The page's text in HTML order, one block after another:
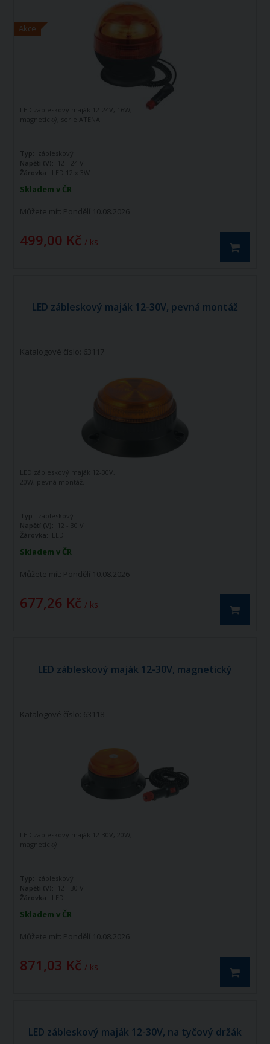
Akce
Skladem v ČR
Můžete mít: Pondělí 10.08.2026
499,00 Kč / ks
LED zábleskový maják 12-24V, 16W,
magnetický, serie ATENA
Typ: zábleskový
Napětí (V):
12 - 24 V
Žárovka: LED 12 x 3W
LED zábleskový maják 12-30V, pevná montáž
Katalogové číslo: 63117
Skladem v ČR
Můžete mít: Pondělí 10.08.2026
677,26 Kč / ks
LED zábleskový maják 12-30V,
20W, pevná montáž.
Typ: zábleskový
Napětí (V):
12 - 30 V
Žárovka: LED
LED zábleskový maják 12-30V, magnetický
Katalogové číslo: 63118
Skladem v ČR
Můžete mít: Pondělí 10.08.2026
871,03 Kč / ks
LED zábleskový maják 12-30V, 20W,
magnetický.
Typ: zábleskový
Napětí (V):
12 - 30 V
Žárovka: LED
LED zábleskový maják 12-30V, na tyčový držák